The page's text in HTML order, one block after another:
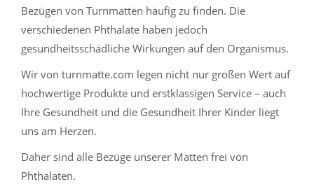
Bezügen von Turnmatten häufig zu finden. Die
verschiedenen Phthalate haben jedoch
gesundheitsschädliche Wirkungen auf den Organismus.
Wir von turnmatte.com legen nicht nur großen Wert auf
hochwertige Produkte und erstklassigen Service – auch
Ihre Gesundheit und die Gesundheit Ihrer Kinder liegt
uns am Herzen.
Daher sind alle Bezüge unserer Matten frei von
Phthalaten.